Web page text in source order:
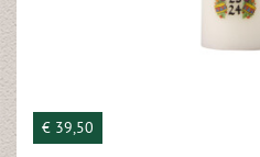
€ 39,50